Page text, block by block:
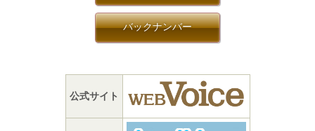
バックナンバー
公式サイト